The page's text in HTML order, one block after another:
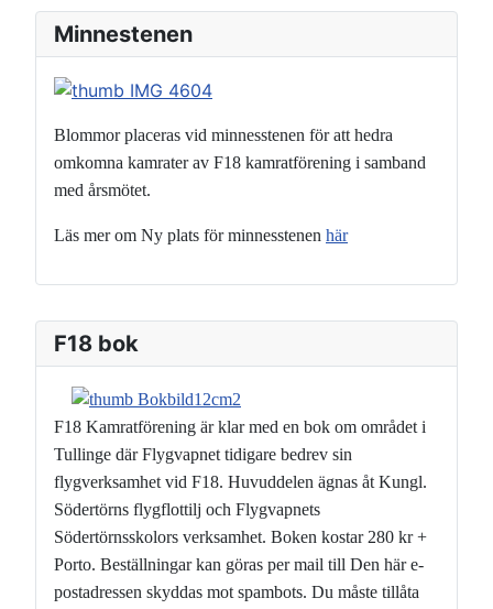
F18 bok
F18 Kamratförening är klar med en bok om området i
Tullinge där Flygvapnet tidigare bedrev sin
flygverksamhet vid F18. Huvuddelen ägnas åt Kungl.
Södertörns flygflottilj och Flygvapnets
Södertörnsskolors verksamhet. Boken kostar 280 kr +
Porto. Beställningar kan göras per mail till Den här e-
postadressen skyddas mot spambots. Du måste tillåta
Minnestenen
Blommor placeras vid minnesstenen för att hedra
omkomna kamraterav F18 kamratförening i samband
med årsmötet.
Läs mer om Ny plats för minnesstenen här